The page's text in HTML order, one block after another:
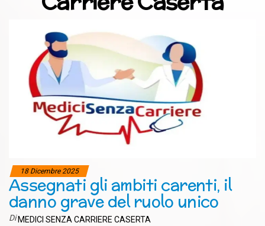
18 Dicembre 2025
Assegnati gli ambiti carenti, il
danno grave del ruolo unico
Di MEDICI SENZA CARRIERE CASERTA